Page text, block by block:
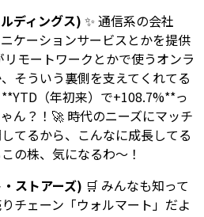
ディングス) ✨ 通信系の会社
ケーションサービスとかを提供
モートワークとかで使うオンラ
そういう裏側を支えてくれてる
（年初来）で+108.7%**っ
ん？！🚀 時代のニーズにマッチ
てるから、こんなに成長してる
の株、気になるわ〜！
ストアーズ) 🛒 みんなも知って
チェーン「ウォルマート」だよ